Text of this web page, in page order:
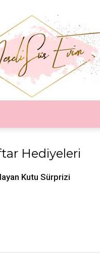
Hediyeleri
Kutu Sürprizi